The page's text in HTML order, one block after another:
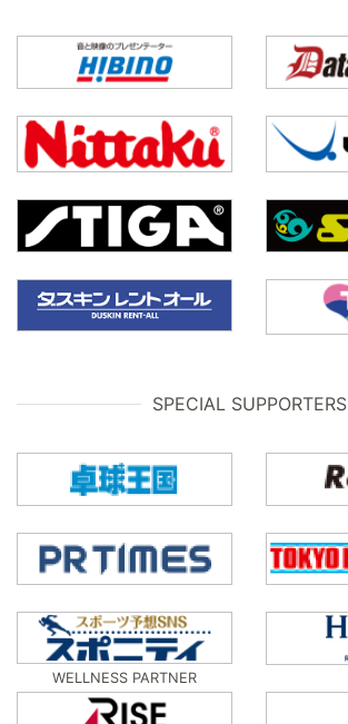
SPECIAL SUPPORTERS
WELLNESS PARTNER